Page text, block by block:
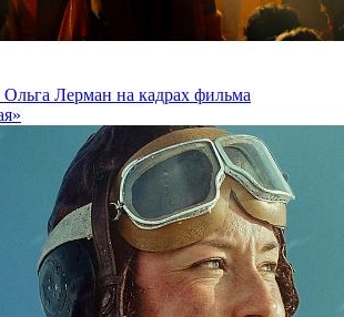
Лерман на кадрах фильма